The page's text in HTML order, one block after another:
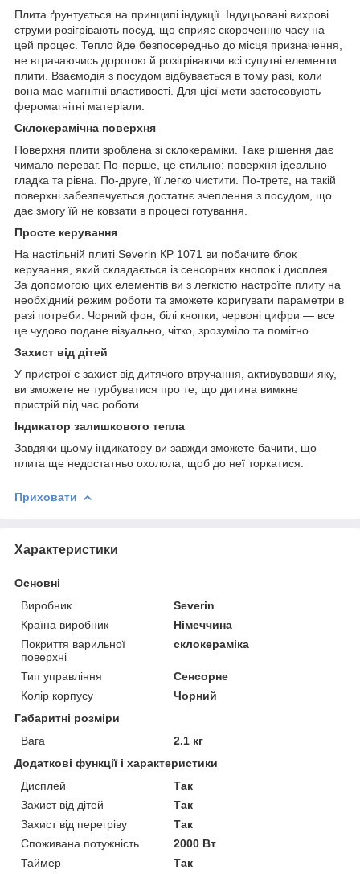
Плита ґрунтується на принципі індукції. Індуцьовані вихрові
струми розігрівають посуд, що сприяє скороченню часу на
цей процес. Тепло йде безпосередньо до місця призначення,
не втрачаючись дорогою й розігріваючи всі супутні елементи
плити. Взаємодія з посудом відбувається в тому разі, коли
вона має магнітні властивості. Для цієї мети застосовують
феромагнітні матеріали.
Склокерамічна поверхня
Поверхня плити зроблена зі склокераміки. Таке рішення дає
чимало переваг. По-перше, це стильно: поверхня ідеально
гладка та рівна. По-друге, її легко чистити. По-третє, на такій
поверхні забезпечується достатнє зчеплення з посудом, що
дає змогу їй не ковзати в процесі готування.
Просте керування
На настільній плиті Severin КР 1071 ви побачите блок
керування, який складається із сенсорних кнопок і дисплея.
За допомогою цих елементів ви з легкістю настроїте плиту на
необхідний режим роботи та зможете коригувати параметри в
разі потреби. Чорний фон, білі кнопки, червоні цифри — все
це чудово подане візуально, чітко, зрозуміло та помітно.
Захист від дітей
У пристрої є захист від дитячого втручання, активувавши яку,
ви зможете не турбуватися про те, що дитина вимкне
пристрій під час роботи.
Індикатор залишкового тепла
Завдяки цьому індикатору ви завжди зможете бачити, що
плита ще недостатньо охолола, щоб до неї торкатися.
Приховати
Характеристики
Основні
Виробник
Severin
Країна виробник
Німеччина
Покриття варильної
поверхні
склокераміка
Тип управління
Сенсорне
Колір корпусу
Чорний
Габаритні розміри
Вага
2.1 кг
Додаткові функції і характеристики
Дисплей
Так
Захист від дітей
Так
Захист від перегріву
Так
Споживана потужність
2000 Вт
Таймер
Так